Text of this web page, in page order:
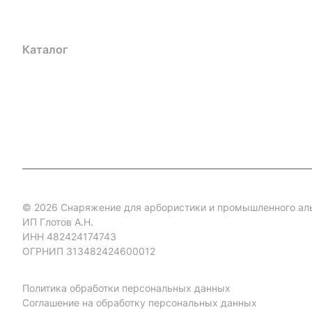
Каталог
© 2026 Снаряжение для арбористики и промышленного
ИП Глотов А.Н.
ИНН 482424174743
ОГРНИП 313482424600012
Политика обработки персональных данных
Соглашение на обработку персональных данных